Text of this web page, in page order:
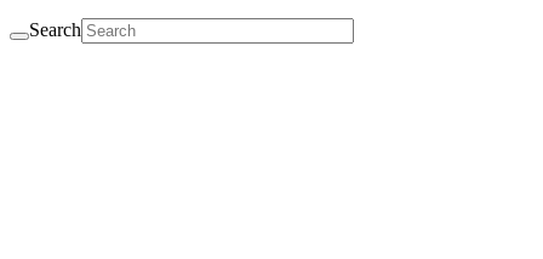
Search